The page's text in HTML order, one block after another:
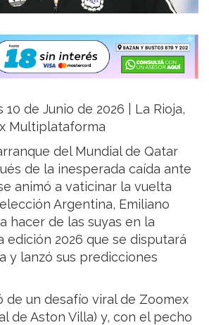
10 de Junio de 2026 | La Rioja,
Multiplataforma
del Mundial de Qatar
de la inesperada caída ante
animó a vaticinar la vuelta
Argentina, Emiliano
hacer de las suyas en la
edición 2026 que se disputará
y lanzó sus predicciones
de un desafío viral de Zoomex
de Aston Villa) y, con el pecho